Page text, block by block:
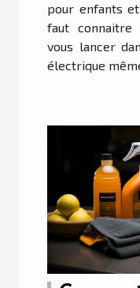
pour enfants
faut connaitre
vous lancer
électrique